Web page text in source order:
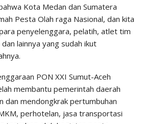
Kota Medan dan Sumatera
Pesta Olah raga Nasional, dan kita
penyelenggara, pelatih, atlet tim
lainnya yang sudah ikut
PON XXI Sumut-Aceh
membantu pemerintah daerah
dan mendongkrak pertumbuhan
perhotelan, jasa transportasi